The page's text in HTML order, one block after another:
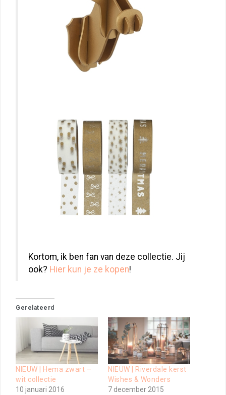
Kortom, ik ben fan van deze collectie. Jij
ook? Hier kun je ze kopen!
Gerelateerd
NIEUW | Hema zwart –
wit collectie
10 januari 2016
NIEUW | Riverdale kerst
Wishes & Wonders
7 december 2015